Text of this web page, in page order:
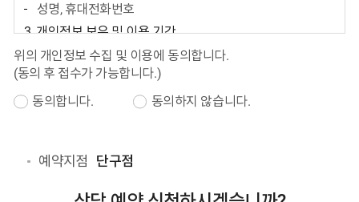
성명, 휴대전화번호
3. 개인정보 보유 및 이용 기간
접수일로부터 6개월
4. 동의를 거부할 권리와 동의를 거부할 경우의 불이익
귀하는 개인정보 수집 및 이용에 동의를 거부할 권리가
있으며, 동의를 거부할 경우 서비스 제공이 어려울 수
위의 개인정보 수집 및 이용에 동의합니다.
(동의 후 접수가 가능합니다.)
동의합니다.
동의하지 않습니다.
예약지점 단구점